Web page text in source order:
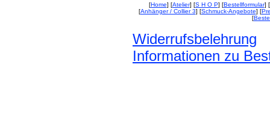
[Home] [Atelier] [S H O P] [Bestellformular] [
[Anhänger / Collier 3] [Schmuck-Angebote] [
[
Widerrufsbelehrung
Informationen zu